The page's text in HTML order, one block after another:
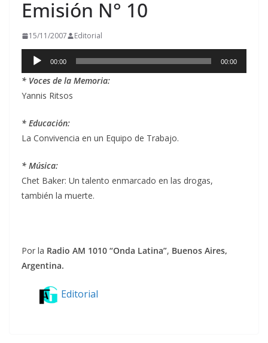
Emisión N° 10
15/11/2007 Editorial
Reproductor
de
audio
00:00 00:00
* Voces de la Memoria:
Yannis Ritsos
* Educación:
La Convivencia en un Equipo de Trabajo.
* Música:
Chet Baker: Un talento enmarcado en las drogas,
también la muerte.
Por la Radio AM 1010 “Onda Latina”, Buenos Aires,
Argentina.
Editorial